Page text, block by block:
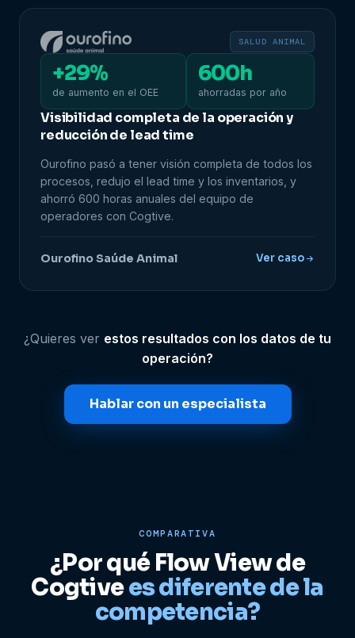
SALUD ANIMAL
+29%
de aumento en el OEE
600h
ahorradas por año
Visibilidad completa de la operación y
reducción de lead time
Ourofino pasó a tener visión completa de todos los
procesos, redujo el lead time y los inventarios, y
ahorró 600 horas anuales del equipo de
operadores con Cogtive.
Ourofino Saúde Animal Ver caso
¿Quieres ver estos resultados con los datos de tu
operación?
Hablar con un especialista
COMPARATIVA
¿Por qué Flow View de
Cogtivees diferente de la
competencia?